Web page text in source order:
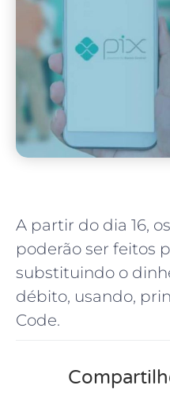
A partir do dia 16,
poderão ser feitos
substituindo o
débito, usando,
Code.